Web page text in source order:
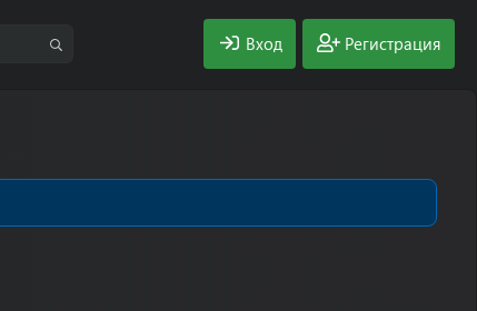
Вход Регистрация